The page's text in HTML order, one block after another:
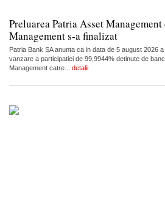
Preluarea Patria Asset
Management s-a finalizat
Patria Bank SA anunta ca in data de 5 august 2026
vanzare a participatiei de 99,9944% detinute de
Management catre... detalii